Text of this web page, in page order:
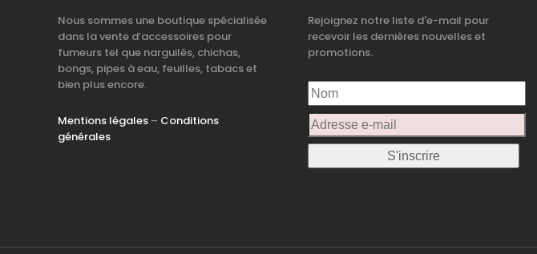
Nous sommes une boutique spécialisée
dans la vente d’accessoires pour
fumeurs tel que narguilés, chichas,
bongs, pipes à eau, feuilles, tabacs et
bien plus encore.
Mentions légales – Conditions
générales
Rejoignez notre liste d'e-mail pour
recevoir les dernières nouvelles et
promotions.